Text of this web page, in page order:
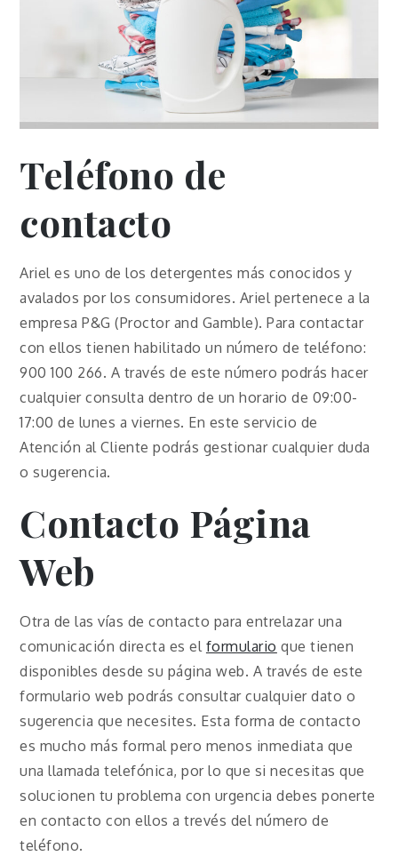
Teléfono de
contacto
Ariel es uno de los detergentes más conocidos y
avalados por los consumidores. Ariel pertenece a la
empresa P&G (Proctor and Gamble). Para contactar
con ellos tienen habilitado un número de teléfono:
900 100 266. A través de este número podrás hacer
cualquier consulta dentro de un horario de 09:00-
17:00 de lunes a viernes. En este servicio de
Atención al Cliente podrás gestionar cualquier duda
o sugerencia.
Contacto Página
Web
Otra de las vías de contacto para entrelazar una
comunicación directa es el formulario que tienen
disponibles desde su página web. A través de este
formulario web podrás consultar cualquier dato o
sugerencia que necesites. Esta forma de contacto
es mucho más formal pero menos inmediata que
una llamada telefónica, por lo que si necesitas que
solucionen tu problema con urgencia debes ponerte
en contacto con ellos a trevés del número de
teléfono.